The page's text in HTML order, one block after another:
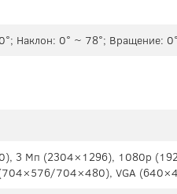
Наклон: 0° ~ 78°; Вращение:
3 Мп (2304×1296), 1080p
704×480), VGA